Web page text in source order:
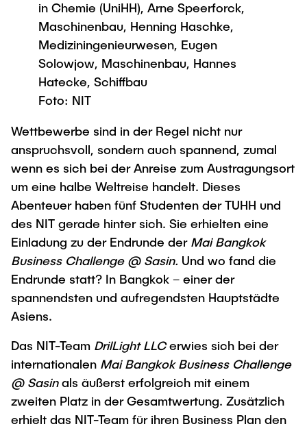
Newsroom
Pressemitteilungen
Flyer und Broschüren
Magazin spektrum
Veranstaltungen
Merchandise-Shop
Arbeiten an der TU Hamburg
Stellenausschreibungen
Berufsausbildung und Praktika
Berufungen
Neue Mitarbeitende
Intern
Beratung und Kontakt
Rund ums Studium
Studienorganisation
Für Absolventinnen und Absolventen
Alumni
Berufseinstieg - Career Center
Graduiertenakademie
Promotion und Habilitation
Wissenschaftliche Weiterbildung
Lehre und Lernen
Hochschuldidaktik - ZLL
LearnING Center
Lehre im europäischen Verbund (ECIU)
UNU HUB "Engineering to Face Climate
Change"
Forschungsförderung
Early Career Researchers
Gute Wissenschaftliche Praxis
Future Lectures
Team
Neues aus der Forschung &
Transfer
Interdisziplinärer Workshop des FSP
Reaktortechnologien“
Studiengänge
Forschung und Institute
Technologie und Innovation in der Bildung
News
Forschung und Institute
Management-Wissenschaften und Technologie
Studiengänge
Forschung und Institute
Maschinenbau
Studiengänge
Studienbereich FIT
Austauschstudium
Intercultural Hub
(Gast)Wissenschaftler*innen
Partnerships and Strategy
Partnerhochschulen Studierendenaustausch
Eine Partnerschaft vereinbaren
Strategie
ECIU University
Contacts & International Team
in Chemie (UniHH), Arne Speerforck,
Maschinenbau, Henning Haschke,
Mediziningenieurwesen, Eugen
Solowjow, Maschinenbau, Hannes
Hatecke, Schiffbau
Foto: NIT
Wettbewerbe sind in der Regel nicht nur
anspruchsvoll, sondern auch spannend, zumal
wenn es sich bei der Anreise zum Austragungsort
um eine halbe Weltreise handelt. Dieses
Abenteuer haben fünf Studenten der TUHH und
des NIT gerade hinter sich. Sie erhielten eine
Einladung zu der Endrunde der Mai Bangkok
Business Challenge @ Sasin. Und wo fand die
Endrunde statt? In Bangkok – einer der
spannendsten und aufregendsten Hauptstädte
Asiens.
Das NIT-Team DrilLight LLCerwies sich bei der
internationalen Mai Bangkok Business Challenge
@ Sasinals äußerst erfolgreich mit einem
zweiten Platz in der Gesamtwertung. Zusätzlich
erhielt das NIT-Team für ihren Business Plan den